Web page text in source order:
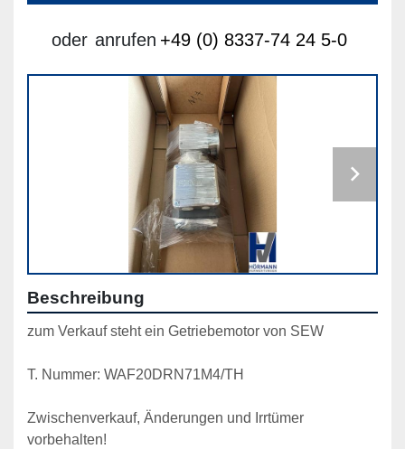
oder anrufen +49 (0) 8337-74 24 5-0
Beschreibung
zum Verkauf steht ein Getriebemotor von SEW
T. Nummer: WAF20DRN71M4/TH
Zwischenverkauf, Änderungen und Irrtümer
vorbehalten!